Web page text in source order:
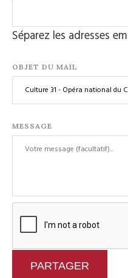
Séparez les adresses
OBJET DU MAIL
MESSAGE
PARTAGER